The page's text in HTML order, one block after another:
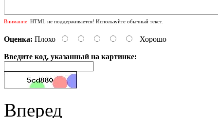
Внимание: HTML не поддерживается! Используйте обычный текст.
Оценка: Плохо Хорошо
Введите код, указанный на картинке:
Вперед